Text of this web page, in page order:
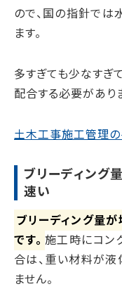
ので、国の指針では
ます。
多すぎても少なすぎ
配合する必要があり
土木工事施工管理
ブリーディング
速い
ブリーディング量
です。 施工時にコン
合は、重い材料が
ません。